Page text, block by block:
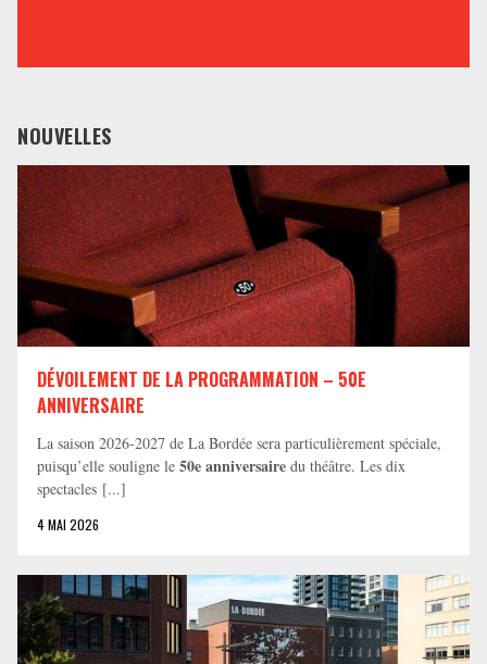
NOUVELLES
DÉVOILEMENT DE LA PROGRAMMATION – 50E
ANNIVERSAIRE
La saison 2026-2027 de La Bordée sera particulièrement spéciale,
puisqu’elle souligne le 50e anniversaire du théâtre. Les dix
spectacles [...]
4 MAI 2026